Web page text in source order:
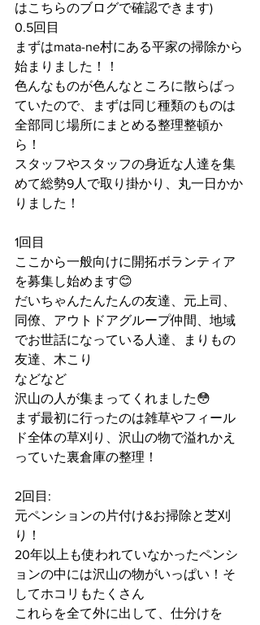
はこちらのブログで確認できます)
0.5回目
まずはmata-ne村にある平家の掃除から
始まりました！！
色んなものが色んなところに散らばっ
ていたので、まずは同じ種類のものは
全部同じ場所にまとめる整理整頓か
ら！
スタッフやスタッフの身近な人達を集
めて総勢9人で取り掛かり、丸一日かか
りました！
1回目
ここから一般向けに開拓ボランティア
を募集し始めます😊
だいちゃんたんたんの友達、元上司、
同僚、アウトドアグループ仲間、地域
でお世話になっている人達、まりもの
友達、木こり
などなど
沢山の人が集まってくれました😳
まず最初に行ったのは雑草やフィール
ド全体の草刈り、沢山の物で溢れかえ
っていた裏倉庫の整理！
2回目:
元ペンションの片付け&お掃除と芝刈
り！
20年以上も使われていなかったペンシ
ョンの中には沢山の物がいっぱい！そ
してホコリもたくさん
これらを全て外に出して、仕分けを